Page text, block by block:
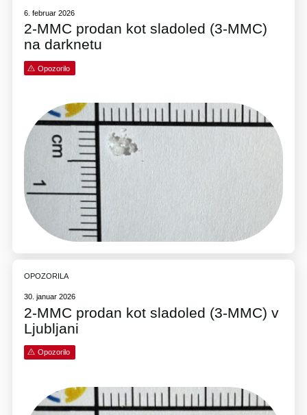
6. februar 2026
2-MMC prodan kot sladoled (3-MMC)
na darknetu
Opozorilo
OPOZORILA
30. januar 2026
2-MMC prodan kot sladoled (3-MMC) v
Ljubljani
Opozorilo